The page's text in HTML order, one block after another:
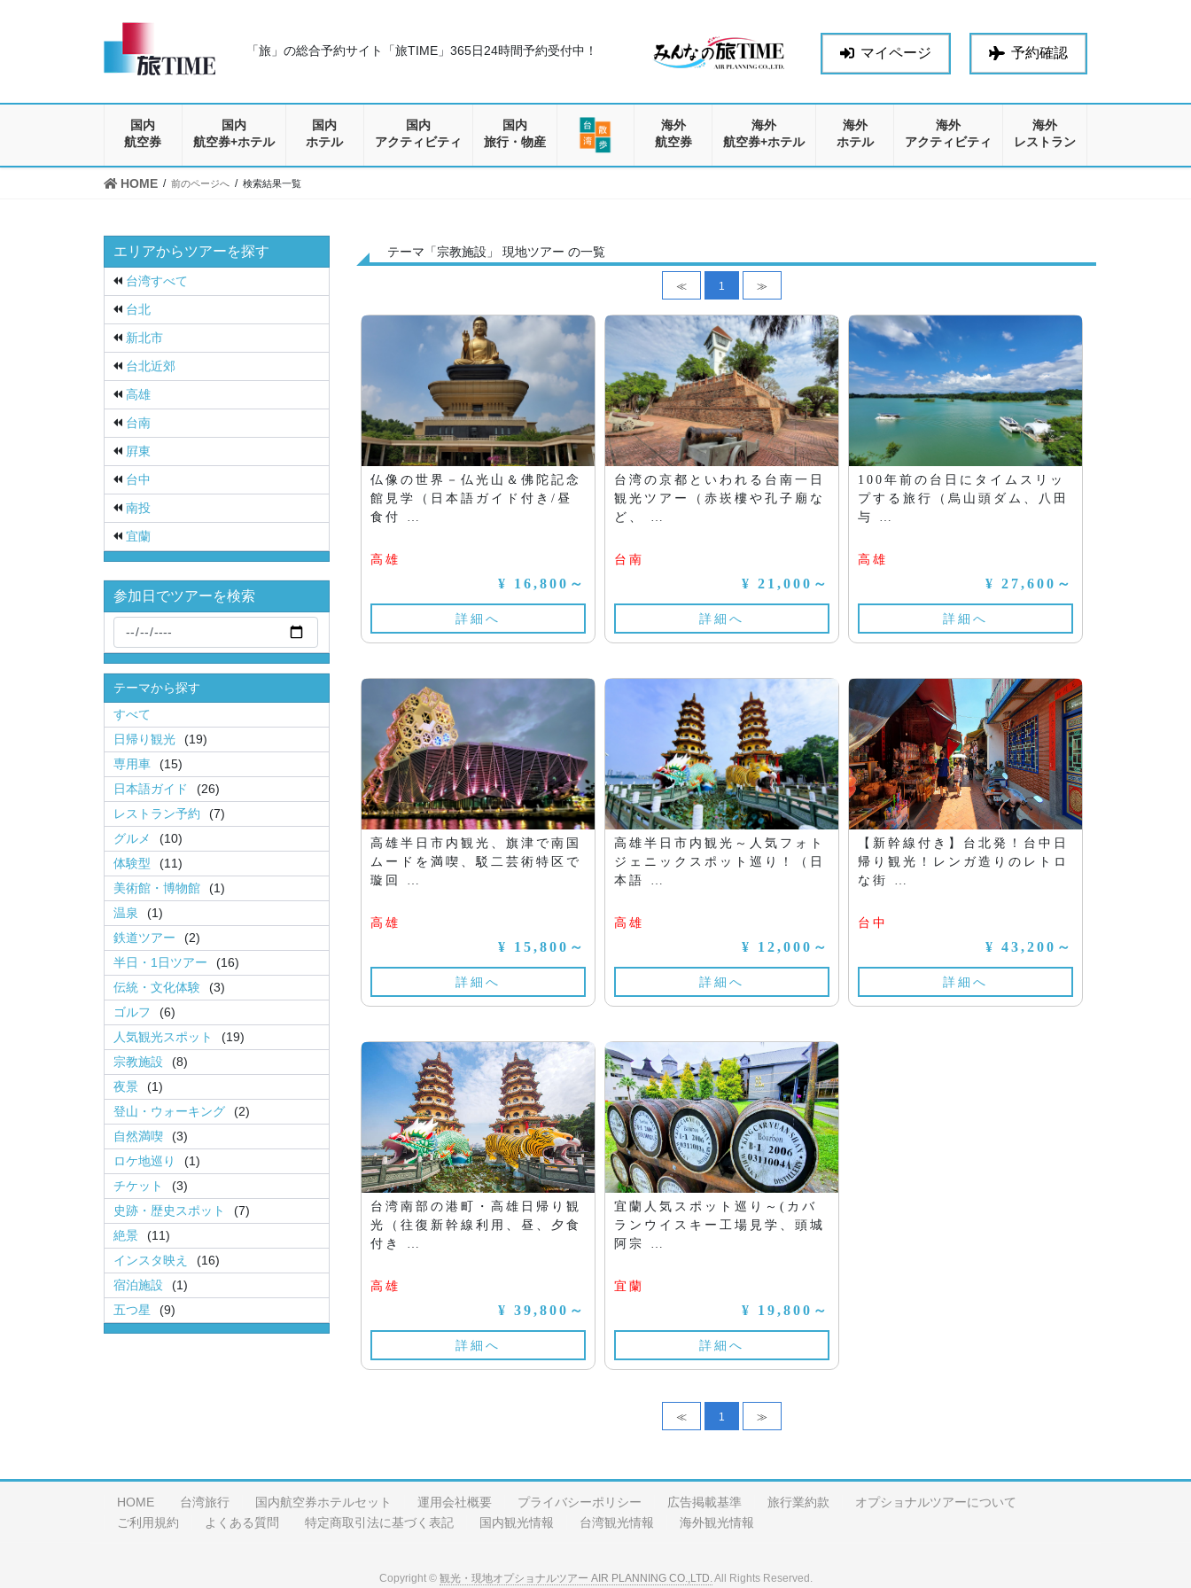
に
ョ
マイページ 予約確認
「旅」の総合予約サイト「旅TIME」 365日24時間予約受付中！
国内
航空券
国内
航空券+ホテル
国内
ホテル
国内
アクティビティ
国内
旅行・物産
海外
航空券
海外
航空券+ホテル
海外
ホテル
海外
アクティビティ
海外
レストラン
HOME 前のページへ 検索結果一覧
エリアからツアーを探す
台湾すべて
台北
新北市
台北近郊
高雄
台南
屛東
台中
南投
宜蘭
参加日でツアーを検索
テーマから探す
すべて
日帰り観光
(19)
専用車
(15)
日本語ガイド
(26)
レストラン予約
(7)
グルメ
(10)
体験型
(11)
美術館・博物館
(1)
温泉
(1)
鉄道ツアー
(2)
半日・1日ツアー
(16)
伝統・文化体験
(3)
ゴルフ
(6)
人気観光スポット
(19)
宗教施設
(8)
夜景
(1)
登山・ウォーキング
(2)
自然満喫
(3)
ロケ地巡り
(1)
チケット
(3)
史跡・歴史スポット
(7)
絶景
(11)
インスタ映え
(16)
宿泊施設
(1)
五つ星
(9)
テーマ「宗教施設」 現地ツアー の一覧
≪ 1 ≫
仏像の世界－仏光山＆佛陀記念
館見学（日本語ガイド付き/昼
食付 …
高雄
¥ 16,800～
詳細へ
台湾の京都といわれる台南一日
観光ツアー（赤崁樓や孔子廟な
ど、 …
台南
¥ 21,000～
詳細へ
100年前の台日にタイムスリッ
プする旅行（烏山頭ダム、八田
与 …
高雄
¥ 27,600～
詳細へ
高雄半日市内観光、旗津で南国
ムードを満喫、駁二芸術特区で
璇回 …
高雄
¥ 15,800～
詳細へ
高雄半日市内観光～人気フォト
ジェニックスポット巡り！（日
本語 …
高雄
¥ 12,000～
詳細へ
【新幹線付き】台北発！台中日
帰り観光！レンガ造りのレトロ
な街 …
台中
¥ 43,200～
詳細へ
台湾南部の港町・高雄日帰り観
光（往復新幹線利用、昼、夕食
付き …
高雄
¥ 39,800～
詳細へ
宜蘭人気スポット巡り～(カバ
ランウイスキー工場見学、頭城
阿宗 …
宜蘭
¥ 19,800～
詳細へ
≪ 1 ≫
HOME 台湾旅行 国内航空券ホテルセット 運用会社概要 プライバシーポリシー 広告掲載基準 旅行業約款
オプショナルツアーについて
ご利用規約
よくある質問 特定商取引法に基づく表記 国内観光情報 台湾観光情報 海外観光情報
Copyright © 観光・現地オプショナルツアー AIR PLANNING CO.,LTD.All Rights Reserved.